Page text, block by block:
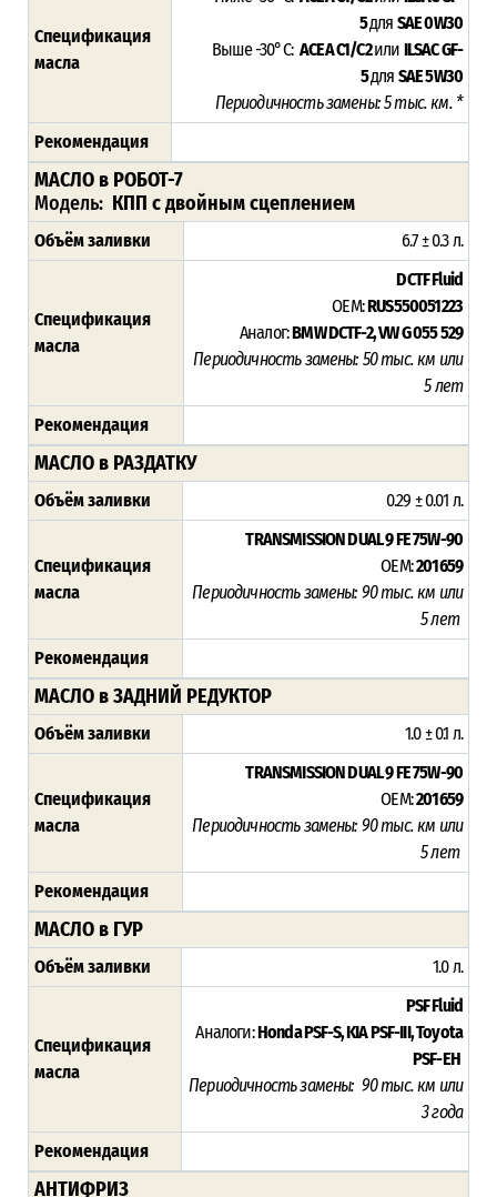
Спецификация
масла
5для SAE 0W30
Выше -30°C:ACEA C1/C2или ILSAC GF-
5для SAE 5W30
Периодичность замены: 5 тыс. км. *
Рекомендация
МАСЛО в РОБОТ-7
Модель: КПП с двойным сцеплением
Объём заливки 6.7 ± 0.3 л.
Спецификация
масла
DCTF Fluid
OEM:RUS550051223
Аналог:BMW DCTF-2,VW G 055 529
Периодичность замены: 50 тыс. км или
5 лет
Рекомендация
МАСЛО в РАЗДАТКУ
Объём заливки 0.29 ± 0.01 л.
Спецификация
масла
TRANSMISSION DUAL 9 FE 75W-90
OEM:201659
Периодичность замены: 90 тыс. км или
5 лет
Рекомендация
МАСЛО в ЗАДНИЙ РЕДУКТОР
Объём заливки 1.0 ± 0.1 л.
Спецификация
масла
TRANSMISSION DUAL 9 FE 75W-90
OEM:201659
Периодичность замены: 90 тыс. км или
5 лет
Рекомендация
МАСЛО в ГУР
Объём заливки 1.0 л.
Спецификация
масла
PSF Fluid
Аналоги:Honda PSF-S, KIA PSF-III, Toyota
PSF-EH
Периодичность замены: 90 тыс. км или
3 года
Рекомендация
АНТИФРИЗ